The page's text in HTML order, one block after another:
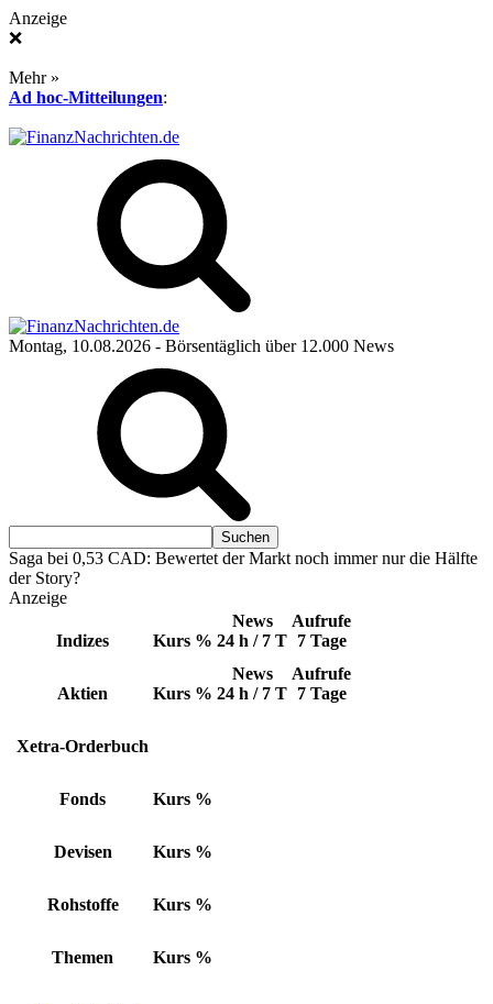
Anzeige
❌
Mehr »
Ad hoc-Mitteilungen:
Montag, 10.08.2026 - Börsentäglich über 12.000 News
Saga bei 0,53 CAD: Bewertet der Markt noch immer nur die Hälfte
der Story?
Anzeige
Indizes Kurs %
News
24 h / 7 T
Aufrufe
7 Tage
Aktien Kurs %
News
24 h / 7 T
Aufrufe
7 Tage
Xetra-Orderbuch
Fonds Kurs %
Devisen Kurs %
Rohstoffe Kurs %
Themen Kurs %